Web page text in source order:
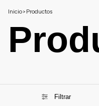
Inicio> Productos
Filtrar